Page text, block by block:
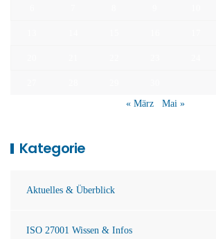
« März
Mai »
Kategorie
Aktuelles & Überblick
ISO 27001 Wissen & Infos